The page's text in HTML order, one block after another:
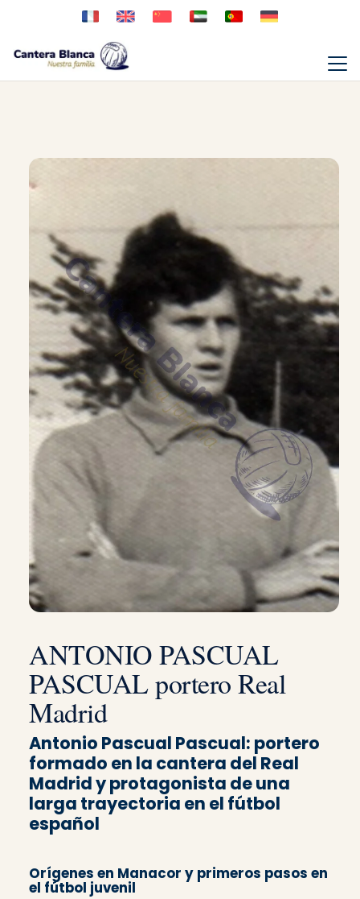
ANTONIO PASCUAL
PASCUAL portero Real
Madrid
Antonio Pascual Pascual: portero
formado en la cantera del Real
Madrid y protagonista de una
larga trayectoria en el fútbol
español
Orígenes en Manacor y primeros pasos en
el fútbol juvenil